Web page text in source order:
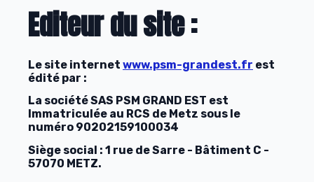
Editeur du site :
Le site internet www.psm-grandest.fr est
édité par :
La société SAS PSM GRAND EST est
Immatriculée au RCS de Metz sous le
numéro 90202159100034
Siège social : 1 rue de Sarre - Bâtiment C -
57070 METZ.